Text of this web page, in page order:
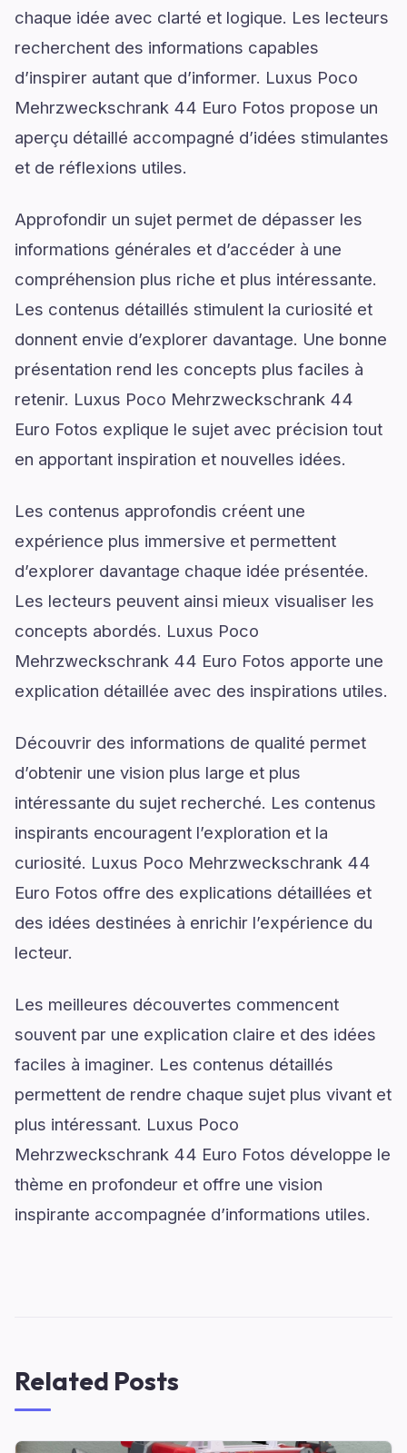
chaque idée avec clarté et logique. Les lecteurs
recherchent des informations capables
d’inspirer autant que d’informer. Luxus Poco
Mehrzweckschrank 44 Euro Fotos propose un
aperçu détaillé accompagné d’idées stimulantes
et de réflexions utiles.
Approfondir un sujet permet de dépasser les
informations générales et d’accéder à une
compréhension plus riche et plus intéressante.
Les contenus détaillés stimulent la curiosité et
donnent envie d’explorer davantage. Une bonne
présentation rend les concepts plus faciles à
retenir. Luxus Poco Mehrzweckschrank 44
Euro Fotos explique le sujet avec précision tout
en apportant inspiration et nouvelles idées.
Les contenus approfondis créent une
expérience plus immersive et permettent
d’explorer davantage chaque idée présentée.
Les lecteurs peuvent ainsi mieux visualiser les
concepts abordés. Luxus Poco
Mehrzweckschrank 44 Euro Fotos apporte une
explication détaillée avec des inspirations utiles.
Découvrir des informations de qualité permet
d’obtenir une vision plus large et plus
intéressante du sujet recherché. Les contenus
inspirants encouragent l’exploration et la
curiosité. Luxus Poco Mehrzweckschrank 44
Euro Fotos offre des explications détaillées et
des idées destinées à enrichir l’expérience du
lecteur.
Les meilleures découvertes commencent
souvent par une explication claire et des idées
faciles à imaginer. Les contenus détaillés
permettent de rendre chaque sujet plus vivant et
plus intéressant. Luxus Poco
Mehrzweckschrank 44 Euro Fotos développe le
thème en profondeur et offre une vision
inspirante accompagnée d’informations utiles.
Related Posts